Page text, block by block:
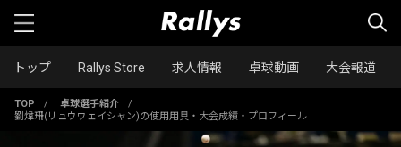
トップ Rallys Store 求人情報 卓球動画 大会報道
TOP / 卓球選手紹介
/
劉煒珊(リュウウェイシャン)の使用用具・大会成績・プロフィール